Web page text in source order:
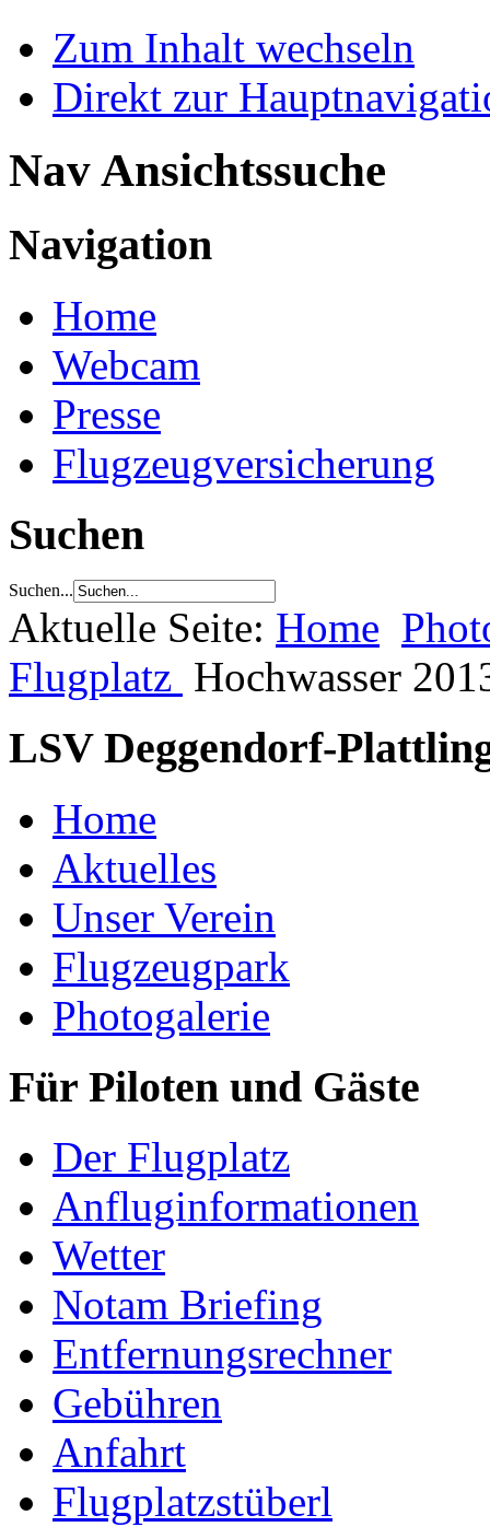
Zum Inhalt wechseln
Direkt zur
Nav Ansichtssuche
Navigation
Home
Webcam
Presse
Flugzeugversicherung
Suchen
Suchen...
Aktuelle Seite: Home
Flugplatz Hochwasser
LSV Deggendorf-
Home
Aktuelles
Unser Verein
Flugzeugpark
Photogalerie
Für Piloten und Gäste
Der Flugplatz
Anfluginformationen
Wetter
Notam Briefing
Entfernungsrechner
Gebühren
Anfahrt
Flugplatzstüberl